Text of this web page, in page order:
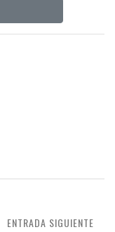
ENTRADA SIGUIENTE